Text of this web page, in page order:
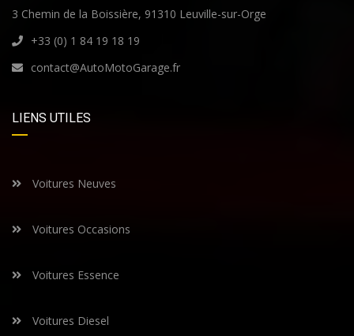
3 Chemin de la Boissière, 91310 Leuville-sur-Orge
+33 (0) 1 84 19 18 19
contact@AutoMotoGarage.fr
LIENS UTILES
Voitures Neuves
Voitures Occasions
Voitures Essence
Voitures Diesel